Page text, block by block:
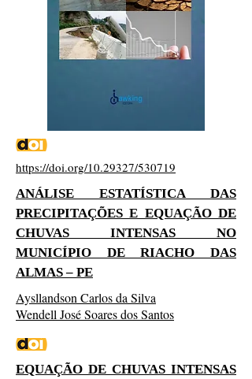
https://doi.org/10.29327/530719
ANÁLISE ESTATÍSTICA DAS
PRECIPITAÇÕES E EQUAÇÃO DE
CHUVAS INTENSAS NO
MUNICÍPIO DE RIACHO DAS
ALMAS – PE
Aysllandson Carlos da Silva
Wendell José Soares dos Santos
EQUAÇÃO DE CHUVAS INTENSAS